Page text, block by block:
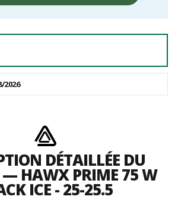
2026
DÉTAILLÉE DU
— HAWX PRIME 75 W
ICE - 25-25.5